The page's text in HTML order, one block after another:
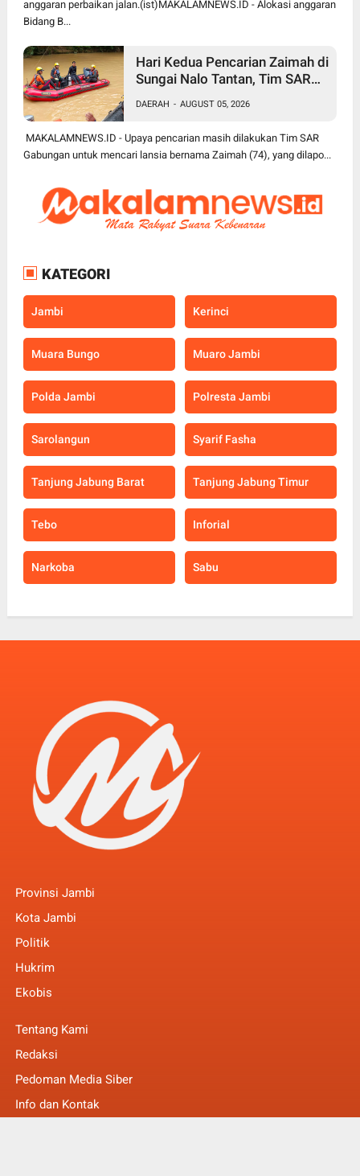
anggaran perbaikan jalan.(ist)MAKALAMNEWS.ID - Alokasi anggaran
Bidang B...
Hari Kedua Pencarian Zaimah di
Sungai Nalo Tantan, Tim SAR
DAERAH - AUGUST 05, 2026
MAKALAMNEWS.ID - Upaya pencarian masih dilakukan Tim SAR
Gabungan untuk mencari lansia bernama Zaimah (74), yang dilapo...
KATEGORI
Jambi Kerinci
Muara Bungo Muaro Jambi
Polda Jambi Polresta Jambi
Sarolangun Syarif Fasha
Tanjung Jabung Barat Tanjung Jabung Timur
Tebo Inforial
Narkoba Sabu
Provinsi Jambi
Kota Jambi
Politik
Hukrim
Ekobis
Tentang Kami
Redaksi
Pedoman Media Siber
Info dan Kontak